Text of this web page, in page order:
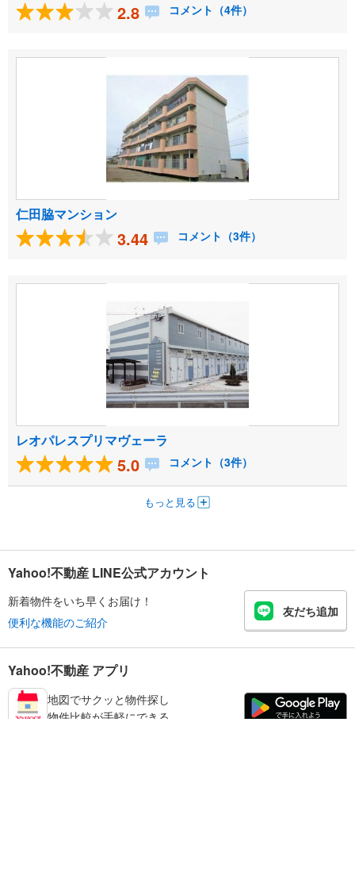
2.8 コメント（4件）
仁田脇マンション
3.44 コメント（3件）
レオパレスプリマヴェーラ
5.0 コメント（3件）
もっと見る
Yahoo!不動産 LINE公式アカウント
新着物件をいち早くお届け！
便利な機能のご紹介
友だち追加
Yahoo!不動産 アプリ
地図でサクッと物件探し
物件比較が手軽にできる